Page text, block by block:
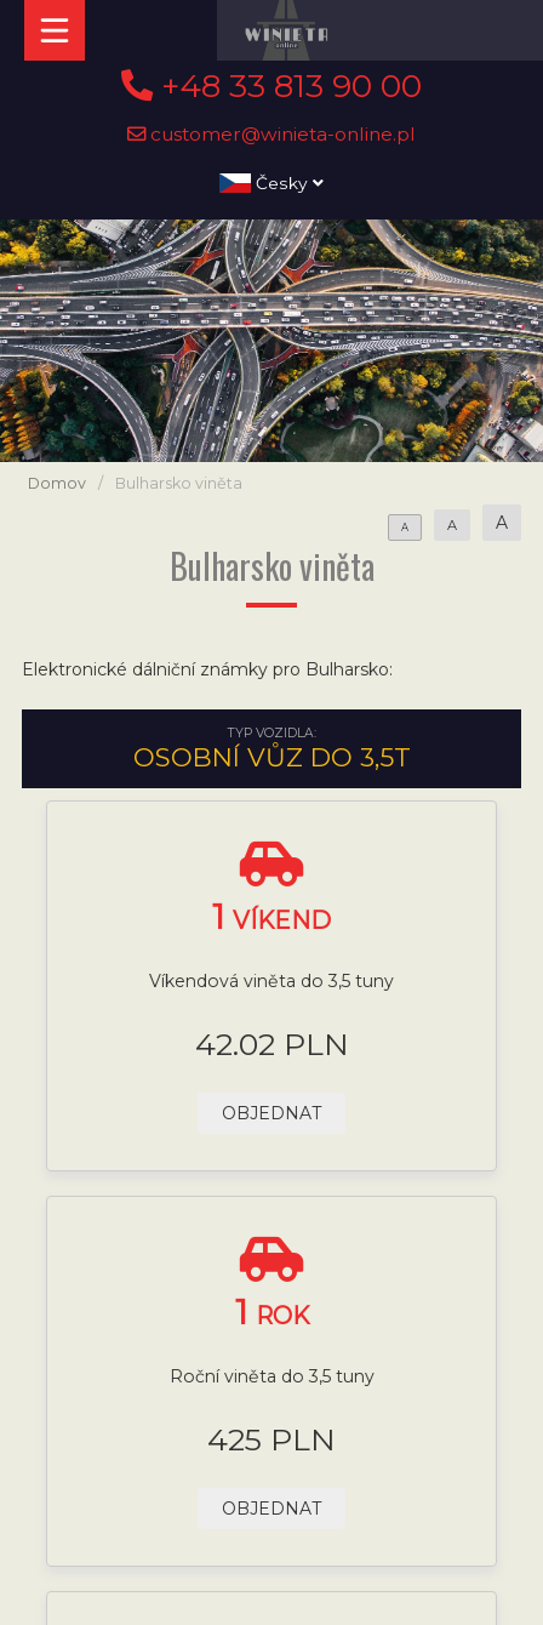
+48 33 813 90 00
customer@winieta-online.pl
Česky
Domov / Bulharsko viněta
A A A
Bulharsko viněta
Elektronické dálniční známky pro Bulharsko:
TYP VOZIDLA:
OSOBNÍ VŮZ DO 3,5T
1 VÍKEND
Víkendová viněta do 3,5 tuny
42.02 PLN
OBJEDNAT
1 ROK
Roční viněta do 3,5 tuny
425 PLN
OBJEDNAT